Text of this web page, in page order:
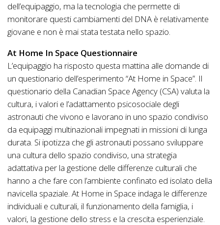
dell’equipaggio, ma la tecnologia che permette di
monitorare questi cambiamenti del DNA è relativamente
giovane e non è mai stata testata nello spazio.
At Home In Space Questionnaire
L’equipaggio ha risposto questa mattina alle domande di
un questionario dell’esperimento “At Home in Space”. Il
questionario della Canadian Space Agency (CSA) valuta la
cultura, i valori e l’adattamento psicosociale degli
astronauti che vivono e lavorano in uno spazio condiviso
da equipaggi multinazionali impegnati in missioni di lunga
durata. Si ipotizza che gli astronauti possano sviluppare
una cultura dello spazio condiviso, una strategia
adattativa per la gestione delle differenze culturali che
hanno a che fare con l’ambiente confinato ed isolato della
navicella spaziale. At Home in Space indaga le differenze
individuali e culturali, il funzionamento della famiglia, i
valori, la gestione dello stress e la crescita esperienziale.